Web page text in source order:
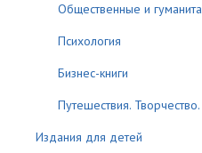
Общественные и
Психология
Бизнес-книги
Путешествия.
Издания для детей